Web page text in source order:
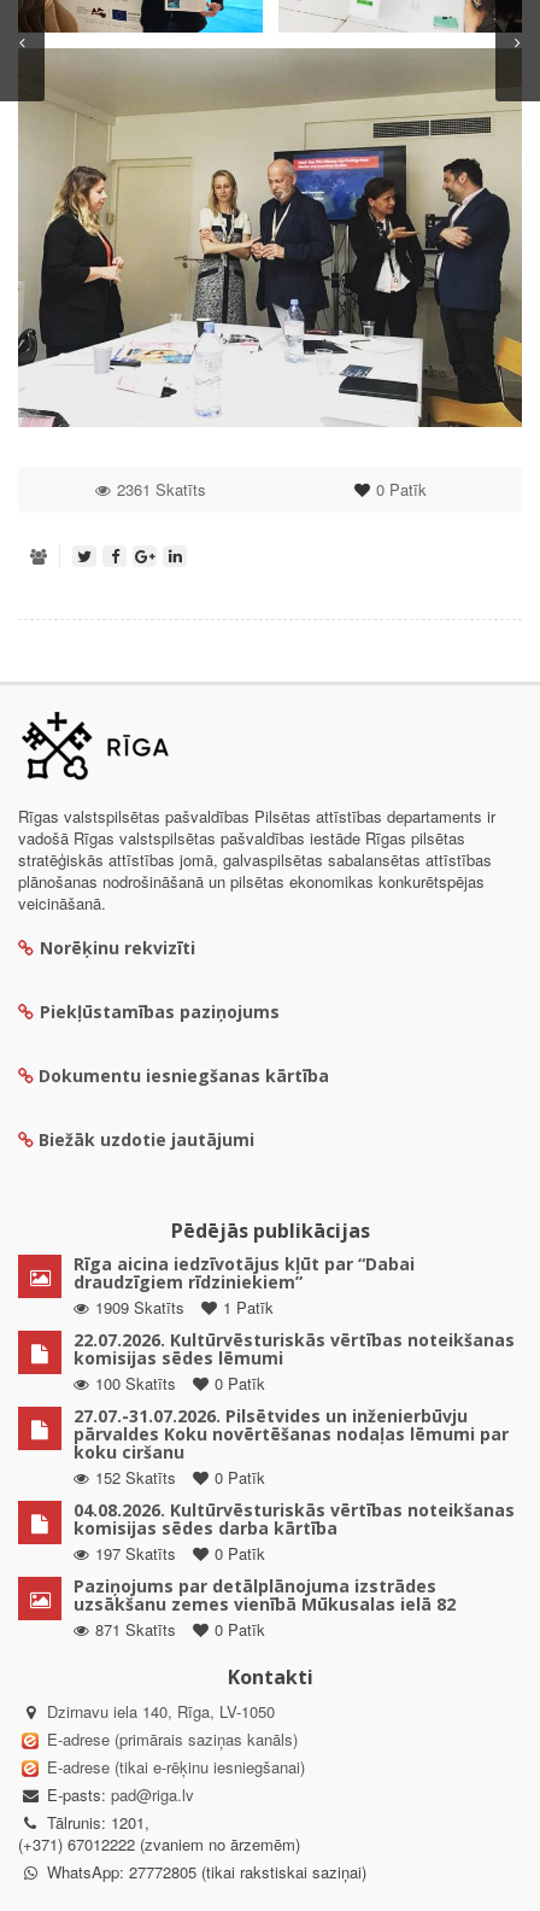
0Patīk
2361 Skatīts
Rīgas valstspilsētas pašvaldības Pilsētas attīstības departaments ir
vadošā Rīgas valstspilsētas pašvaldības iestāde Rīgas pilsētas
stratēģiskās attīstības jomā, galvaspilsētas sabalansētas attīstības
plānošanas nodrošināšanā un pilsētas ekonomikas konkurētspējas
veicināšanā.
Norēķinu rekvizīti
Piekļūstamības paziņojums
Dokumentu iesniegšanas kārtība
Biežāk uzdotie jautājumi
Pēdējās publikācijas
Rīga aicina iedzīvotājus kļūt par “Dabai
draudzīgiem rīdziniekiem”
1909 Skatīts
1 Patīk
22.07.2026. Kultūrvēsturiskās vērtības noteikšanas
komisijas sēdes lēmumi
100 Skatīts
0 Patīk
27.07.-31.07.2026. Pilsētvides un inženierbūvju
pārvaldes Koku novērtēšanas nodaļas lēmumi par
koku ciršanu
152 Skatīts
0 Patīk
04.08.2026. Kultūrvēsturiskās vērtības noteikšanas
komisijas sēdes darba kārtība
197 Skatīts
0 Patīk
Paziņojums par detālplānojuma izstrādes
uzsākšanu zemes vienībā Mūkusalas ielā 82
871 Skatīts
0 Patīk
Kontakti
Dzirnavu iela 140, Rīga, LV-1050
E-adrese (primārais saziņas kanāls)
E-adrese (tikai e-rēķinu iesniegšanai)
E-pasts: pad@riga.lv
Tālrunis: 1201,
(+371) 67012222 (zvaniem no ārzemēm)
WhatsApp: 27772805 (tikai rakstiskai saziņai)